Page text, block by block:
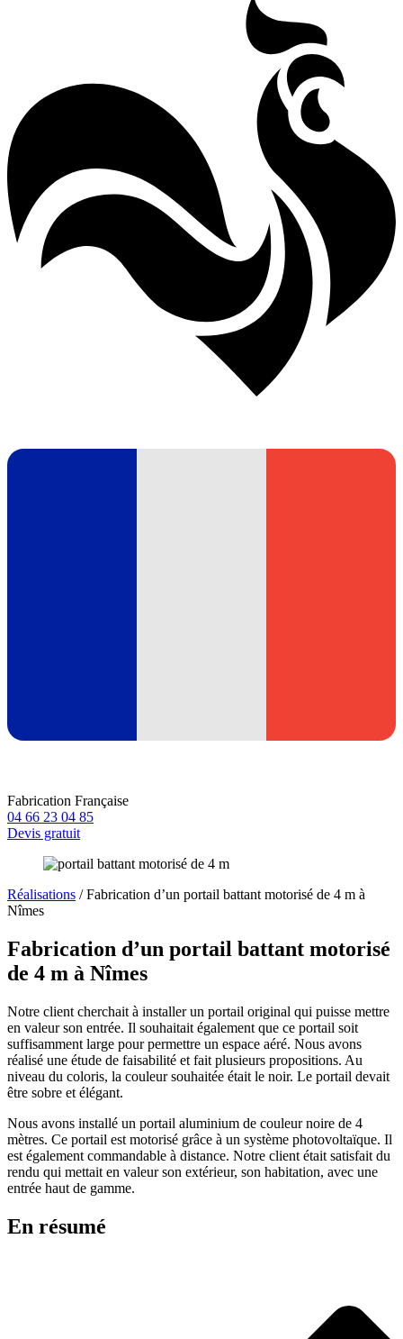
Fabrication Française
04 66 23 04 85
Devis gratuit
Réalisations / Fabrication d’un portail battant motorisé de 4 m à
Nîmes
Fabrication d’un portail battant motorisé
de 4 m à Nîmes
Notre client cherchait à installer un portail original qui puisse mettre
en valeur son entrée. Il souhaitait également que ce portail soit
suffisamment large pour permettre un espace aéré. Nous avons
réalisé une étude de faisabilité et fait plusieurs propositions. Au
niveau du coloris, la couleur souhaitée était le noir. Le portail devait
être sobre et élégant.
Nous avons installé un portail aluminium de couleur noire de 4
mètres. Ce portail est motorisé grâce à un système photovoltaïque. Il
est également commandable à distance. Notre client était satisfait du
rendu qui mettait en valeur son extérieur, son habitation, avec une
entrée haut de gamme.
En résumé